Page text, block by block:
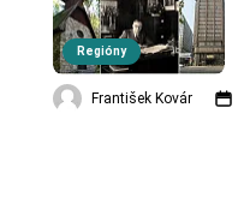
Regióny
František Kovár